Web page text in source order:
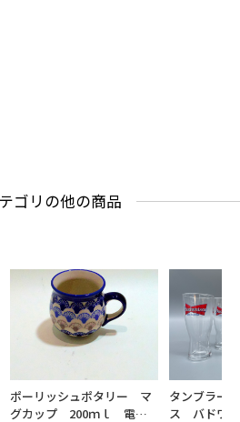
ゴリの他の商品
ポーリッシュポタリー マ
グカップ 200ｍｌ 電子
タンブラー
ス バドワ